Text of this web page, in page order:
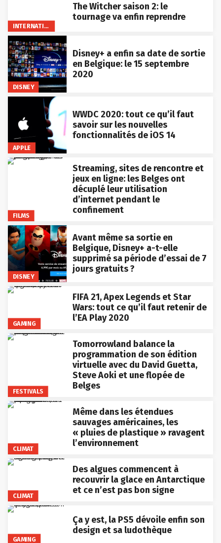
INTERNATIONAL
The Witcher saison 2: le
tournage va enfin reprendre
DISNEY
Disney+ a enfin sa date de sortie
en Belgique: le 15 septembre
2020
APPLE
WWDC 2020: tout ce qu’il faut
savoir sur les nouvelles
fonctionnalités de iOS 14
FILMS
Streaming, sites de rencontre et
jeux en ligne: les Belges ont
décuplé leur utilisation
d’internet pendant le
confinement
DISNEY
Avant même sa sortie en
Belgique, Disney+ a-t-elle
supprimé sa période d’essai de 7
jours gratuits ?
GAMING
FIFA 21, Apex Legends et Star
Wars: tout ce qu’il faut retenir de
l’EA Play 2020
FESTIVALS
Tomorrowland balance la
programmation de son édition
virtuelle avec du David Guetta,
Steve Aoki et une flopée de
Belges
CLIMAT
Même dans les étendues
sauvages américaines, les
« pluies de plastique » ravagent
l’environnement
CLIMAT
Des algues commencent à
recouvrir la glace en Antarctique
et ce n’est pas bon signe
GAMING
Ça y est, la PS5 dévoile enfin son
design et sa ludothèque